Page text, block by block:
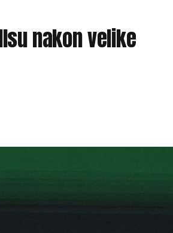
nakon velike